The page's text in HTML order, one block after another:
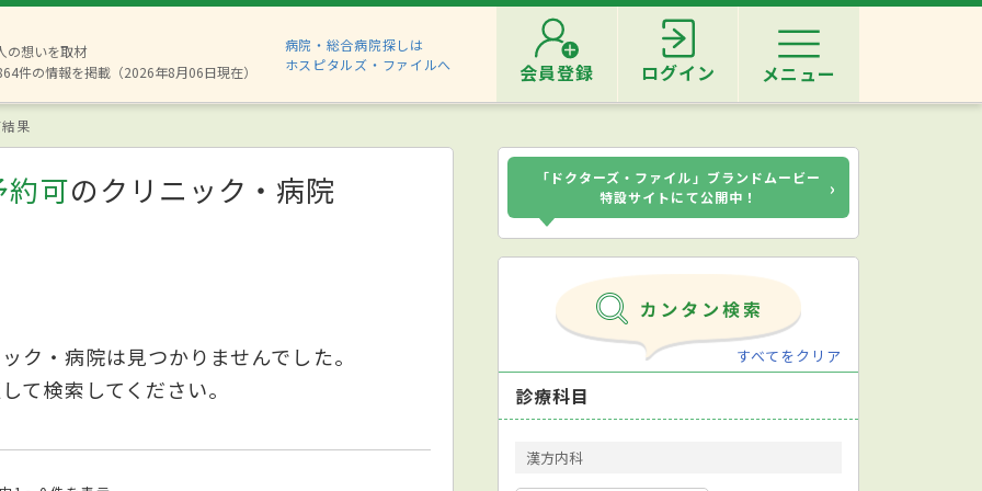
の想いを取材
件の情報を掲載（2026年8月06日現在）
病院・総合病院探しは
ホスピタルズ・ファイルへ
会員登録 ログイン メニュー
果
約可のクリニック・病院
ク・病院は見つかりませんでした。
て検索してください。
「ドクターズ・ファイル」ブランドムービー
特設サイトにて公開中！
›
すべてをクリア
診療科目
漢方内科